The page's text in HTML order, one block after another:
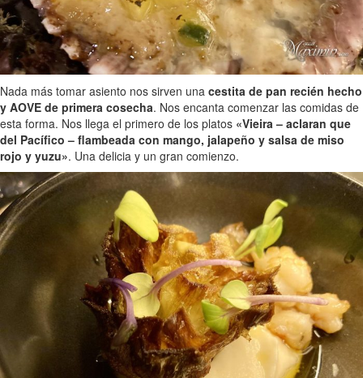
Nada más tomar asiento nos sirven una cestita de pan recién hecho
y AOVE de primera cosecha. Nos encanta comenzar las comidas de
esta forma. Nos llega el primero de los platos «Vieira – aclaran que
del Pacífico – flambeada con mango, jalapeño y salsa de miso
rojo y yuzu». Una delicia y un gran comienzo.